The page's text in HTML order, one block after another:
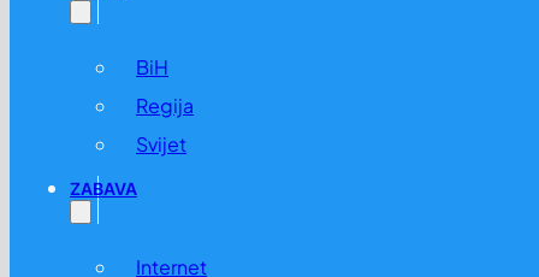
BiH
Regija
Svijet
ZABAVA
Internet